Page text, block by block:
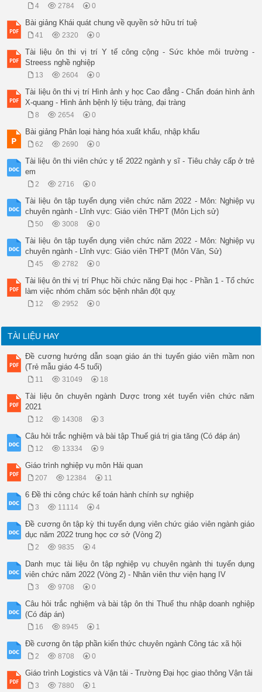
4 2784 0
Bài giảng Khái quát chung về quyền sở hữu trí tuệ
41 2320 0
Tài liệu ôn thi vị trí Y tế công cộng - Sức khỏe môi trường -
Streess nghề nghiệp
13 2604 0
Tài liệu ôn thi vị trí Hình ảnh y học Cao đẳng - Chẩn đoán hình ảnh
X-quang - Hình ảnh bệnh lý tiệu tràng, đại tràng
8 2654 0
Bài giảng Phân loại hàng hóa xuất khẩu, nhập khẩu
62 2690 0
Tài liệu ôn thi viên chức y tế 2022 ngành y sĩ - Tiêu chảy cấp ở trẻ
em
2 2716 0
Tài liệu ôn tập tuyển dụng viên chức năm 2022 - Môn: Nghiệp vụ
chuyên ngành - Lĩnh vực: Giáo viên THPT (Môn Lịch sử)
50 3008 0
Tài liệu ôn tập tuyển dụng viên chức năm 2022 - Môn: Nghiệp vụ
chuyên ngành - Lĩnh vực: Giáo viên THPT (Môn Văn, Sử)
45 2782 0
Tài liệu ôn thi vị trí Phục hồi chức năng Đại học - Phần 1 - Tổ chức
làm việc nhóm chăm sóc bệnh nhân đột quỵ
12 2952 0
TÀI LIỆU HAY
Đề cương hướng dẫn soạn giáo án thi tuyển giáo viên mầm non
(Trẻ mẫu giáo 4-5 tuổi)
11 31049 18
Tài liệu ôn chuyên ngành Dược trong xét tuyển viên chức năm
2021
12 14308 3
Câu hỏi trắc nghiệm và bài tập Thuế giá trị gia tăng (Có đáp án)
12 13334 9
Giáo trình nghiệp vụ môn Hải quan
207 12384 11
6 Đề thi công chức kế toán hành chính sự nghiệp
3 11114 4
Đề cương ôn tập kỳ thi tuyển dụng viên chức giáo viên ngành giáo
dục năm 2022 trung học cơ sở (Vòng 2)
2 9835 4
Danh mục tài liệu ôn tập nghiệp vụ chuyên ngành thi tuyển dụng
viên chức năm 2022 (Vòng 2) - Nhân viên thư viện hạng IV
3 9708 0
Câu hỏi trắc nghiệm và bài tập ôn thi Thuế thu nhập doanh nghiệp
(Có đáp án)
16 8945 1
Đề cương ôn tập phần kiến thức chuyên ngành Công tác xã hội
2 8708 0
Giáo trình Logistics và Vận tải - Trường Đại học giao thông Vận tải
3 7880 1